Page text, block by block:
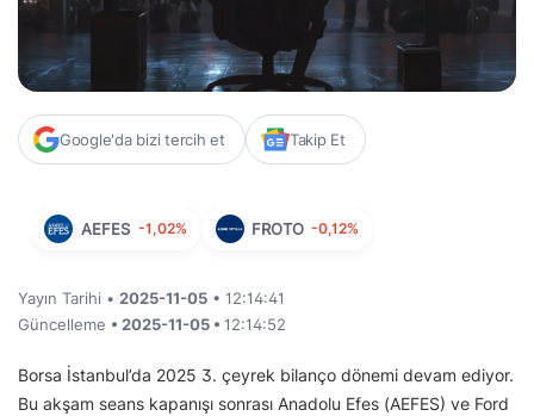
Google'da bizi tercih et Takip Et
AEFES -1,02% FROTO -0,12%
Yayın Tarihi • 2025-11-05 • 12:14:41
Güncelleme • 2025-11-05 • 12:14:52
Borsa İstanbul’da 2025 3. çeyrek bilanço dönemi devam ediyor.
Bu akşam seans kapanışı sonrası Anadolu Efes (AEFES) ve Ford